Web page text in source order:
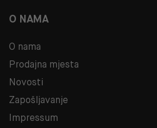
O NAMA
O nama
Prodajna mjesta
Novosti
Zapošljavanje
Impressum